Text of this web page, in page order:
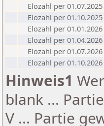
Elozahl per 01.07.2025
Elozahl per 01.10.2025
Elozahl per 01.01.2026
Elozahl per 01.04.2026
Elozahl per 01.07.2026
Elozahl per 01.10.2026
Hinweis1
blank ...
V ... Partie